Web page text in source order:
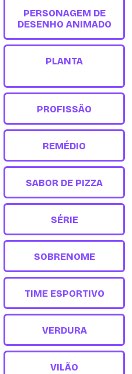
PERSONAGEM DE
DESENHO ANIMADO
PLANTA
PROFISSÃO
REMÉDIO
SABOR DE PIZZA
SÉRIE
SOBRENOME
TIME ESPORTIVO
VERDURA
VILÃO